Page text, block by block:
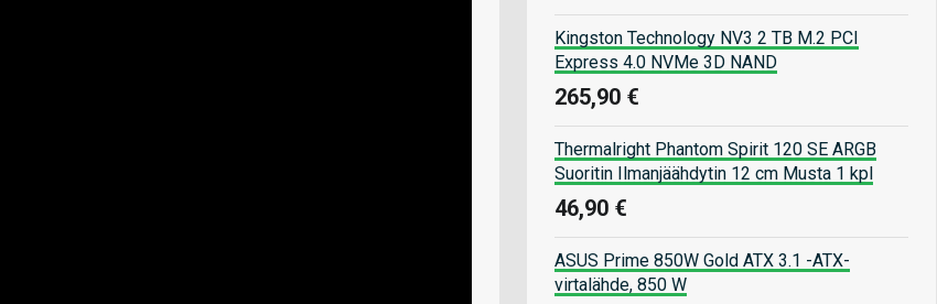
Kingston Technology NV3 2 TB M.2 PCI
Express 4.0 NVMe 3D NAND
265,90 €
Thermalright Phantom Spirit 120 SE ARGB
Suoritin Ilmanjäähdytin 12 cm Musta 1 kpl
46,90 €
ASUS Prime 850W Gold ATX 3.1 -ATX-
virtalähde, 850 W